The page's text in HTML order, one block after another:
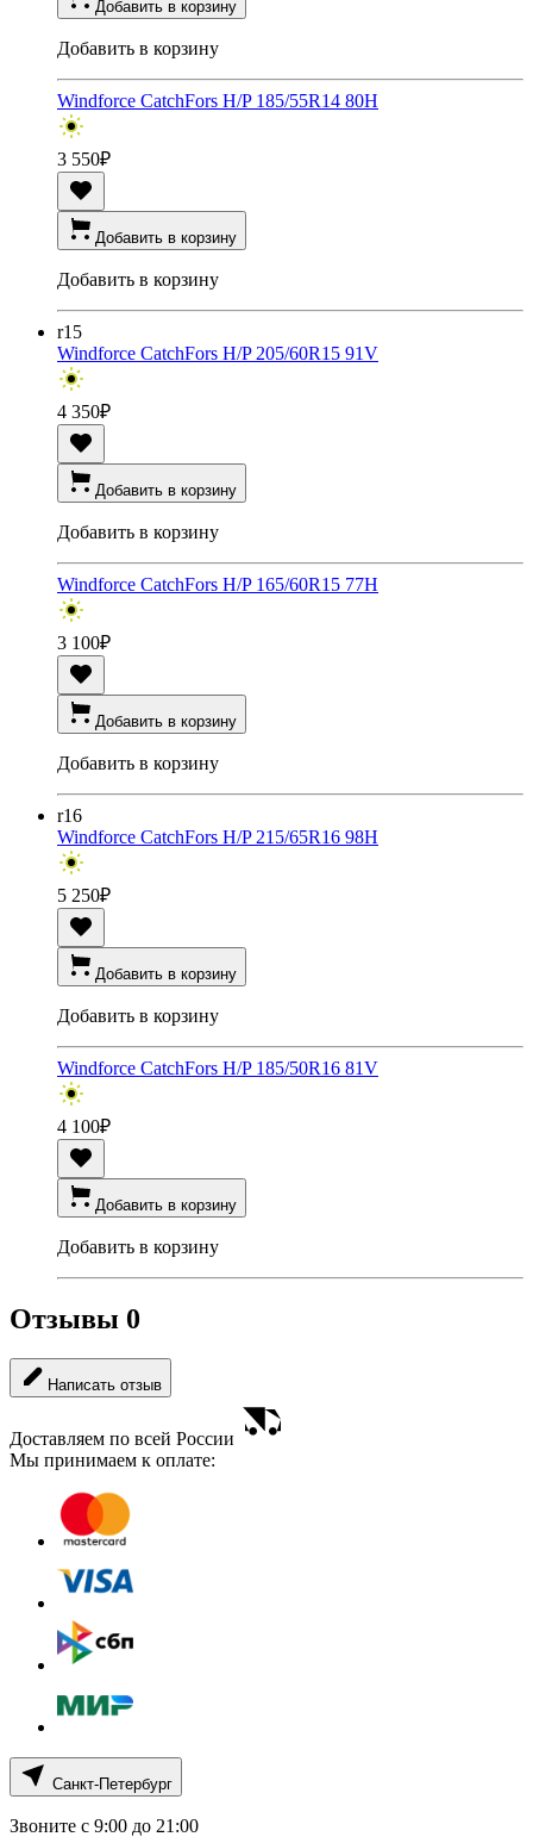
Добавить в корзину
Добавить в корзину
Windforce CatchFors H/P 185/55R14 80H
3 550₽
Добавить в корзину
Добавить в корзину
r15
Windforce CatchFors H/P 205/60R15 91V
4 350₽
Добавить в корзину
Добавить в корзину
Windforce CatchFors H/P 165/60R15 77H
3 100₽
Добавить в корзину
Добавить в корзину
r16
Windforce CatchFors H/P 215/65R16 98H
5 250₽
Добавить в корзину
Добавить в корзину
Windforce CatchFors H/P 185/50R16 81V
4 100₽
Добавить в корзину
Добавить в корзину
Отзывы 0
Написать отзыв
Доставляем по всей России
Мы принимаем к оплате:
Санкт-Петербург
Звоните с 9:00 до 21:00